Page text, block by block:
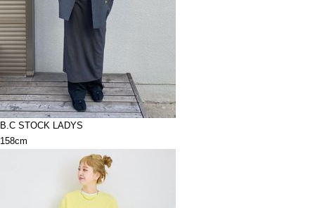
B.C STOCK LADYS
158cm